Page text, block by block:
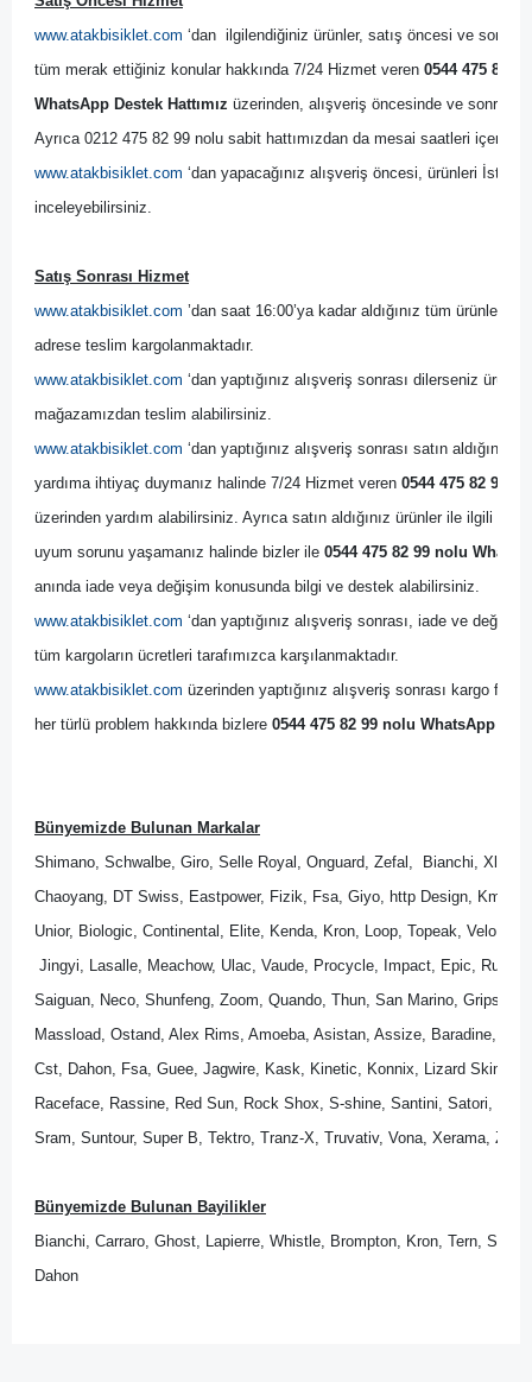
www.atakbisiklet.com ‘dan  ilgilendiğiniz ürünler, satış öncesi ve
tüm merak ettiğiniz konular hakkında 7/24 Hizmet veren 0544 475 82
WhatsApp Destek Hattımız üzerinden, alışveriş öncesinde ve
Ayrıca 0212 475 82 99 nolu sabit hattımızdan da mesai saatleri
www.atakbisiklet.com ‘dan yapacağınız alışveriş öncesi, ürünleri
inceleyebilirsiniz.
Satış Sonrası Hizmet
www.atakbisiklet.com ’dan saat 16:00’ya kadar aldığınız tüm ürünler,
adrese teslim kargolanmaktadır.
www.atakbisiklet.com ‘dan yaptığınız alışveriş sonrası dilerseniz
mağazamızdan teslim alabilirsiniz.
www.atakbisiklet.com ‘dan yaptığınız alışveriş sonrası satın
yardıma ihtiyaç duymanız halinde 7/24 Hizmet veren 0544 475 82 99
üzerinden yardım alabilirsiniz. Ayrıca satın aldığınız ürünler ile ilgili bir
uyum sorunu yaşamanız halinde bizler ile 0544 475 82 99 nolu
anında iade veya değişim konusunda bilgi ve destek alabilirsiniz.
www.atakbisiklet.com ‘dan yaptığınız alışveriş sonrası, iade ve
tüm kargoların ücretleri tarafımızca karşılanmaktadır.
www.atakbisiklet.com üzerinden yaptığınız alışveriş sonrası kargo
her türlü problem hakkında bizlere 0544 475 82 99 nolu WhatsApp
Bünyemizde Bulunan Markalar
Shimano, Schwalbe, Giro, Selle Royal, Onguard, Zefal,  Bianchi, Xlc,
Chaoyang, DT Swiss, Eastpower, Fizik, Fsa, Giyo, http Design, Kmc,
Unior, Biologic, Continental, Elite, Kenda, Kron, Loop, Topeak, Velo,
Jingyi, Lasalle, Meachow, Ulac, Vaude, Procycle, Impact, Epic,
Saiguan, Neco, Shunfeng, Zoom, Quando, Thun, San Marino,
Massload, Ostand, Alex Rims, Amoeba, Asistan, Assize, Baradine,
Cst, Dahon, Fsa, Guee, Jagwire, Kask, Kinetic, Konnix, Lizard Skins,
Raceface, Rassine, Red Sun, Rock Shox, S-shine, Santini, Satori,
Sram, Suntour, Super B, Tektro, Tranz-X, Truvativ, Vona, Xerama,
Bünyemizde Bulunan Bayilikler
Bianchi, Carraro, Ghost, Lapierre, Whistle, Brompton, Kron, Tern,
Dahon